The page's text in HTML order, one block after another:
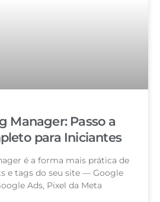
Manager: Passo a
para Iniciantes
é a forma mais prática de
e tags do seu site — Google
Ads, Pixel da Meta